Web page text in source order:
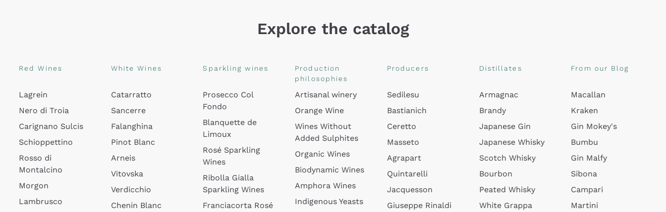
Explore the catalog
Red Wines
Lagrein
Nero di Troia
Carignano Sulcis
Schioppettino
Rosso di
Montalcino
Morgon
Lambrusco
White Wines
Catarratto
Sancerre
Falanghina
Pinot Blanc
Arneis
Vitovska
Verdicchio
Chenin Blanc
Sparkling wines
Prosecco Col
Fondo
Blanquette de
Limoux
Rosé Sparkling
Wines
Ribolla Gialla
Sparkling Wines
Franciacorta Rosé
Production
philosophies
Artisanal winery
Orange Wine
Wines Without
Added Sulphites
Organic Wines
Biodynamic Wines
Amphora Wines
Indigenous Yeasts
Producers
Sedilesu
Bastianich
Ceretto
Masseto
Agrapart
Quintarelli
Jacquesson
Giuseppe Rinaldi
Distillates
Armagnac
Brandy
Japanese Gin
Japanese Whisky
Scotch Whisky
Bourbon
Peated Whisky
White Grappa
From our Blog
Macallan
Kraken
Gin Mokey's
Bumbu
Gin Malfy
Sibona
Campari
Martini